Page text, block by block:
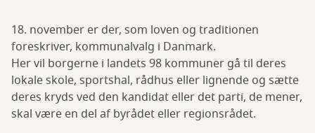
18. november er der, som loven og traditionen
foreskriver, kommunalvalg i Danmark.
Her vil borgerne i landets 98 kommuner gå til deres
lokale skole, sportshal, rådhus eller lignende og sætte
deres kryds ved den kandidat eller det parti, de mener,
skal være en del af byrådet eller regionsrådet.